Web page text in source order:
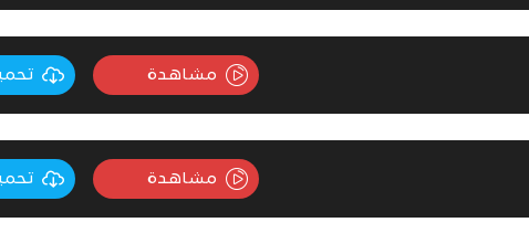
مشاهدة
مشاهدة